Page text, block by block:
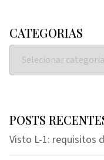
CATEGORIAS
POSTS
Visto L-1: requisitos